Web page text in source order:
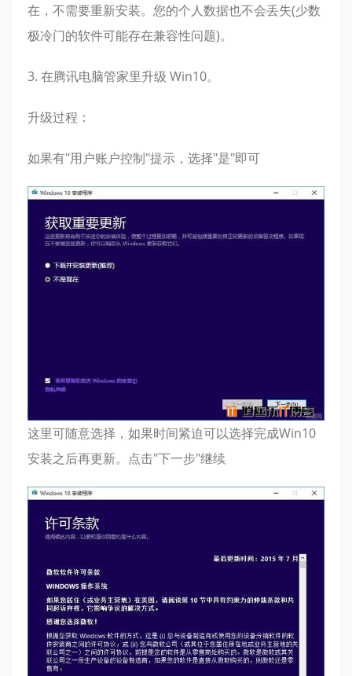
在，不需要重新安装。您的个人数据也不会丢失(少数
极冷门的软件可能存在兼容性问题)。
3. 在腾讯电脑管家里升级 Win10。
升级过程：
如果有"用户账户控制"提示，选择"是"即可
这里可随意选择，如果时间紧迫可以选择完成Win10
安装之后再更新。点击"下一步"继续